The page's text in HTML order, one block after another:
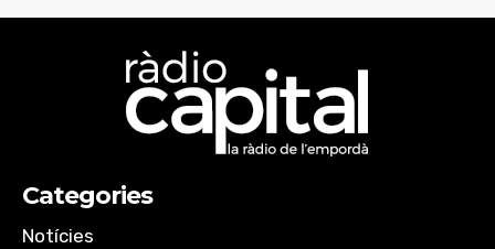
iVoox
SHARE
EMBED
Categories
Notícies